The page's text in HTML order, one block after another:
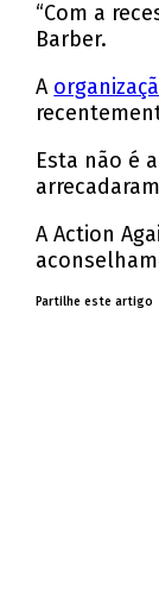
“Com a
Barber.
A
Esta não é
A Action
Partilhe este artigo